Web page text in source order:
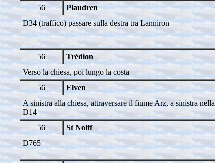
56
Plaudren
D34 (traffico) passare sulla destra tra Lanniron
56
Trédion
Verso la chiesa, poi lungo la costa
56
Elven
A sinistra alla chiesa, attraversare il fiume Arz, a sinistra nella
D14
56
St Nolff
D765